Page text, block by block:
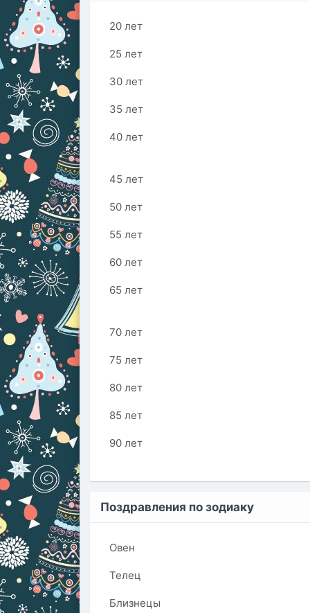
20 лет
25 лет
30 лет
35 лет
40 лет
45 лет
50 лет
55 лет
60 лет
65 лет
70 лет
75 лет
80 лет
85 лет
90 лет
Поздравления по зодиаку
Овен
Телец
Близнецы